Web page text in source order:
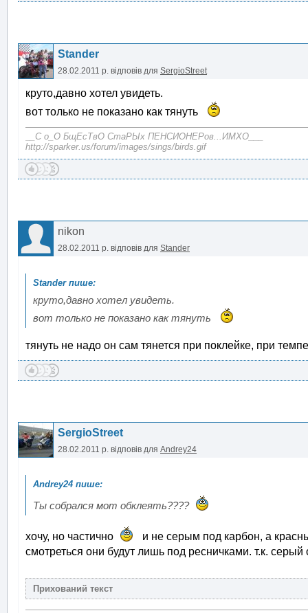
Stander
28.02.2011 р. відповів для SergioStreet
круто,давно хотел увидеть.
вот только не показано как тянуть
__С о_О БщЕсТвО СтаРЫх ПЕНСИОНЕРов...ИМХО___
http://sparker.us/forum/images/sings/birds.gif
nikon
28.02.2011 р. відповів для Stander
круто,давно хотел увидеть.
вот только не показано как тянуть
тянуть не надо он сам тянется при поклейке, при
SergioStreet
28.02.2011 р. відповів для Andrey24
Ты собрался мот обклеять????
хочу, но частично
и не серым под карбон, а
смотреться они будут лишь под ресничками. т.к.